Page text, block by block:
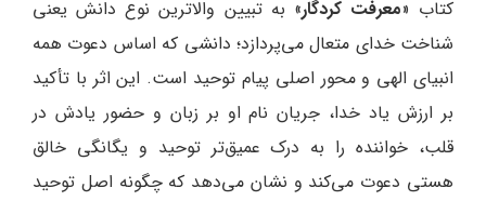
کتاب «معرفت کردگار» به تبیین والاترین نوع دانش یعنی
شناخت خدای متعال می‌پردازد؛ دانشی که اساس دعوت همه
انبیای الهی و محور اصلی پیام توحید است. این اثر با تأکید
بر ارزش یاد خدا، جریان نام او بر زبان و حضور یادش در
قلب، خواننده را به درک عمیق‌تر توحید و یگانگی خالق
هستی دعوت می‌کند و نشان می‌دهد که چگونه اصل توحید